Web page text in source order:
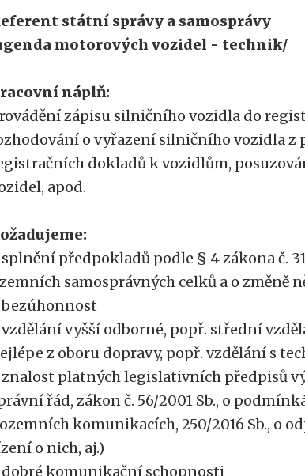
státní správy a samosprávy
motorových vozidel - technik/
náplň:
zápisu silničního vozidla do
o vyřazení silničního vozidla z
dokladů k vozidlům,
apod.
předpokladů podle § 4 zákona č.
samosprávných celků a o změně
vyšší odborné, popř. střední
z oboru dopravy, popř. vzdělání s
platných legislativních předpisů
řád, zákon č. 56/2001 Sb., o
komunikacích, 250/2016 Sb., o
o nich, aj.)
komunikační schopnosti